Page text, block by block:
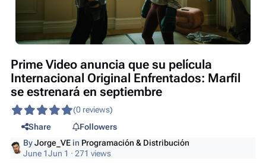
Prime Video anuncia que su película
Internacional Original Enfrentados: Marfil
se estrenará en septiembre
(0 reviews)
Share
Followers
ByJorge_VE in Programación & Distribución
June 1Jun 1 · 271 views